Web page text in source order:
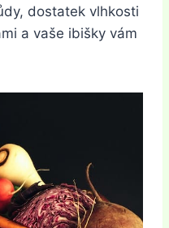
dostatek vlhkosti
a vaše ibišky vám